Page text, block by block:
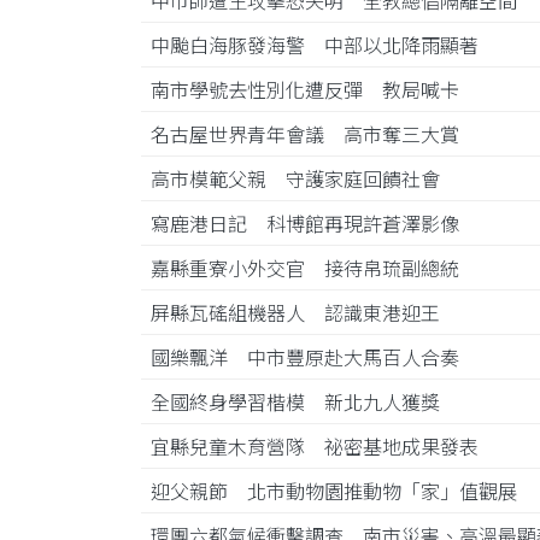
中颱白海豚發海警 中部以北降雨顯著
南市學號去性別化遭反彈 教局喊卡
名古屋世界青年會議 高市奪三大賞
高市模範父親 守護家庭回饋社會
寫鹿港日記 科博館再現許蒼澤影像
嘉縣重寮小外交官 接待帛琉副總統
屏縣瓦磘組機器人 認識東港迎王
國樂飄洋 中市豐原赴大馬百人合奏
全國終身學習楷模 新北九人獲獎
宜縣兒童木育營隊 祕密基地成果發表
迎父親節 北市動物園推動物「家」值觀展